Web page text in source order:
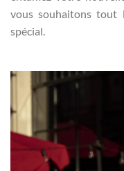
vous souhaitons tout
spécial.